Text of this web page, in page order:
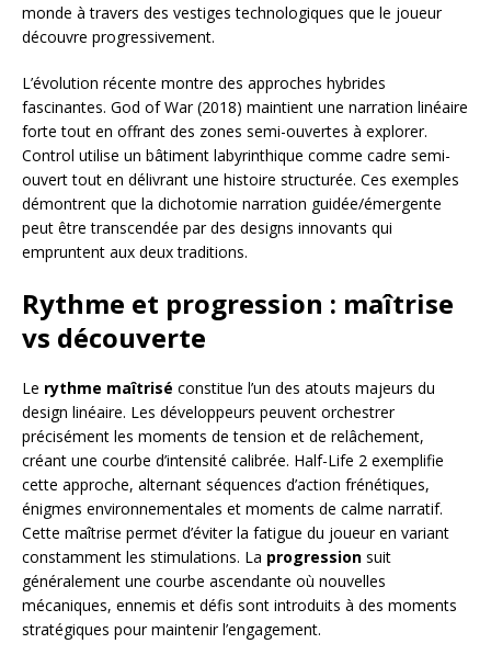
monde à travers des vestiges technologiques que le joueur
découvre progressivement.
L’évolution récente montre des approches hybrides
fascinantes. God of War (2018) maintient une narration linéaire
forte tout en offrant des zones semi-ouvertes à explorer.
Control utilise un bâtiment labyrinthique comme cadre semi-
ouvert tout en délivrant une histoire structurée. Ces exemples
démontrent que la dichotomie narration guidée/émergente
peut être transcendée par des designs innovants qui
empruntent aux deux traditions.
Rythme et progression : maîtrise
vs découverte
Le rythme maîtrisé constitue l’un des atouts majeurs du
design linéaire. Les développeurs peuvent orchestrer
précisément les moments de tension et de relâchement,
créant une courbe d’intensité calibrée. Half-Life 2 exemplifie
cette approche, alternant séquences d’action frénétiques,
énigmes environnementales et moments de calme narratif.
Cette maîtrise permet d’éviter la fatigue du joueur en variant
constamment les stimulations. La progression suit
généralement une courbe ascendante où nouvelles
mécaniques, ennemis et défis sont introduits à des moments
stratégiques pour maintenir l’engagement.